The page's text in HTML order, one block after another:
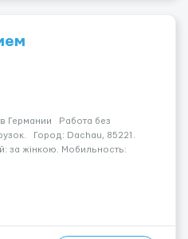
Германии Работа без
Город: Dachau, 85221.
за жінкою. Мобильность:
...